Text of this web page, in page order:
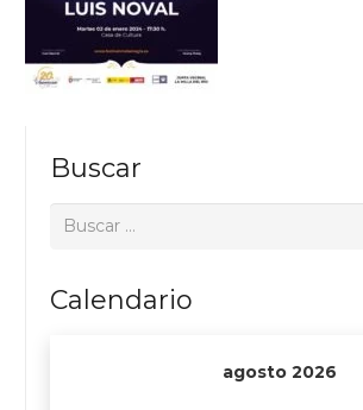
Buscar
Buscar:
Calendario
agosto 2026